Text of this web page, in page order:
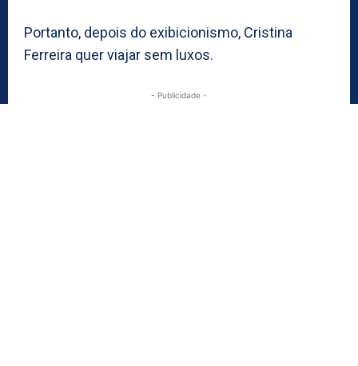
Portanto, depois do exibicionismo, Cristina
Ferreira quer viajar sem luxos.
- Publicidade -